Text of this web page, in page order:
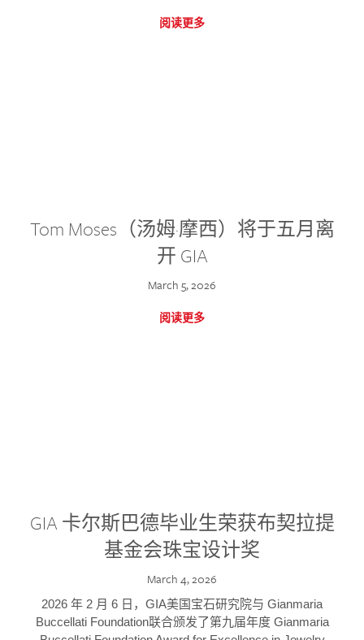
阅读更多
Tom Moses（汤姆·摩西）将于五月离
开 GIA
March 5, 2026
阅读更多
GIA 卡尔斯巴德毕业生荣获布契拉提
基金会珠宝设计奖
March 4, 2026
2026 年 2 月 6 日，GIA美国宝石研究院与 Gianmaria
Buccellati Foundation联合颁发了第九届年度 Gianmaria